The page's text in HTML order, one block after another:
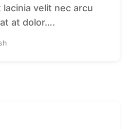
velit nec arcu
at dolor….